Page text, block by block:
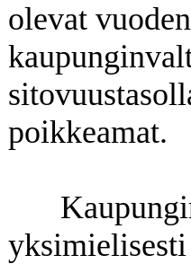
olevat
poikkeamat.